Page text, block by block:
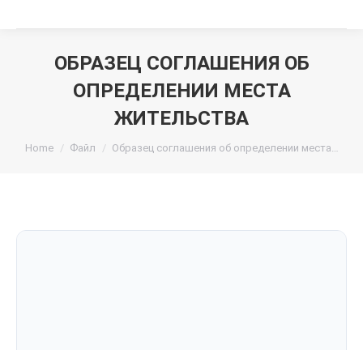
ОБРАЗЕЦ СОГЛАШЕНИЯ ОБ
ОПРЕДЕЛЕНИИ МЕСТА
ЖИТЕЛЬСТВА
You are here:
Home Файл Образец соглашения об определении места…